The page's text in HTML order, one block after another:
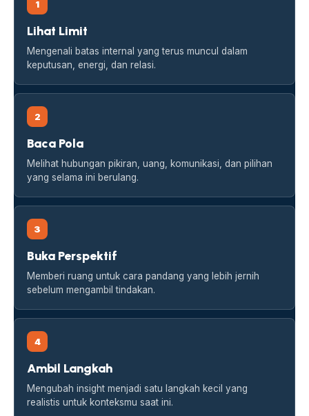
1
Lihat Limit
Mengenali batas internal yang terus muncul dalam
keputusan, energi, dan relasi.
2
Baca Pola
Melihat hubungan pikiran, uang, komunikasi, dan pilihan
yang selama ini berulang.
3
Buka Perspektif
Memberi ruang untuk cara pandang yang lebih jernih
sebelum mengambil tindakan.
4
Ambil Langkah
Mengubah insight menjadi satu langkah kecil yang
realistis untuk konteksmu saat ini.